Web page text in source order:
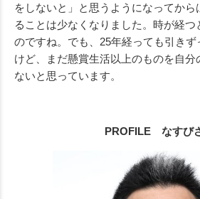
をしないと」と思うようになってから
ることは少なくなりました。時が経つ
のですね。でも、25年経っても引き
けど、まだ懸賞生活以上のものを自分
ないと思っています。
PROFILE なすび